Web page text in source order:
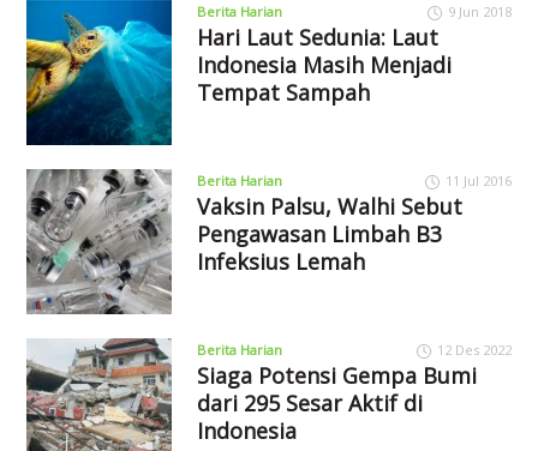
Berita Harian 9 Jun 2018
Hari Laut Sedunia: Laut
Indonesia Masih Menjadi
Tempat Sampah
Berita Harian 11 Jul 2016
Vaksin Palsu, Walhi Sebut
Pengawasan Limbah B3
Infeksius Lemah
Berita Harian 12 Des 2022
Siaga Potensi Gempa Bumi
dari 295 Sesar Aktif di
Indonesia